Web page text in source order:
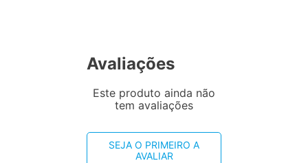
Avaliações
Este produto ainda não
tem avaliações
SEJA O PRIMEIRO A
AVALIAR